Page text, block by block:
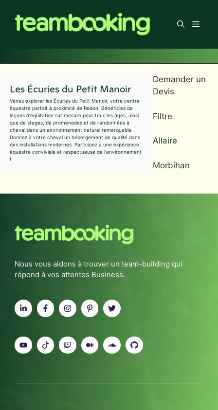
contenu
Menu
Les Écuries du Petit Manoir
Venez explorer les Écuries du Petit Manoir, votre centre
équestre parfait à proximité de Redon. Bénéficiez de
leçons d'équitation sur mesure pour tous les âges, ainsi
que de stages, de promenades et de randonnées à
cheval dans un environnement naturel remarquable.
Donnez à votre cheval un hébergement de qualité dans
des installations modernes. Participez à une expérience
équestre conviviale et respectueuse de l'environnement
!
Demander un
Devis
Filtre
Allaire
Morbihan
Nous vous aidons à trouver un team-building qui
répond à vos attentes Business.